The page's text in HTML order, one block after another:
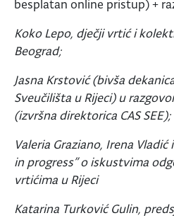
besplatan online pristup) +
Koko Lepo, dječji vrtić i
Beograd;
Jasna Krstović (bivša
Sveučilišta u Rijeci) u
(izvršna direktorica CAS SEE);
Valeria Graziano, Irena Vladić
in progress” o iskustvima
vrtićima u Rijeci
Katarina Turković Gulin,